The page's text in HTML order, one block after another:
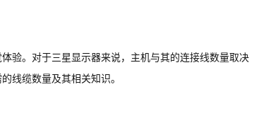
验。对于三星显示器来说，主机与其的连接线数量取决
线缆数量及其相关知识。